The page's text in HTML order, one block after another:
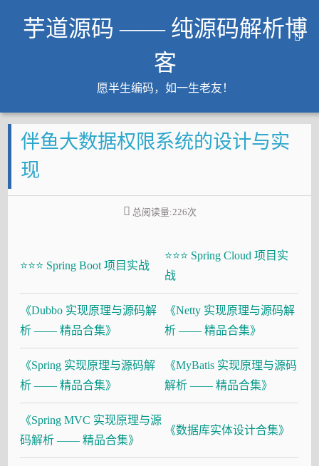
芋道源码 —— 纯源码解析博
客
愿半生编码，如一生老友！
文章
知识星球
Github
大厂面试必备
伴鱼大数据权限系统的设计与实
现
总阅读量:226次
⭐⭐⭐ Spring Boot 项目实战
⭐⭐⭐ Spring Cloud 项目实
战
《Dubbo 实现原理与源码解
析 —— 精品合集》
《Netty 实现原理与源码解
析 —— 精品合集》
《Spring 实现原理与源码解
析 —— 精品合集》
《MyBatis 实现原理与源码
解析 —— 精品合集》
《Spring MVC 实现原理与源
码解析 —— 精品合集》
《数据库实体设计合集》